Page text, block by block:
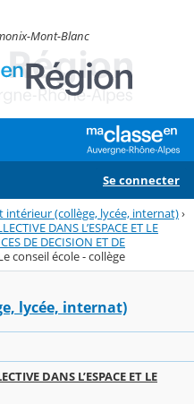
Mont-Blanc
Se connecter
intérieur (collège, lycée, internat)›
DANS L’ESPACE ET LE
DE DECISION ET DE
conseil école - collège
lycée, internat)
DANS L’ESPACE ET LE